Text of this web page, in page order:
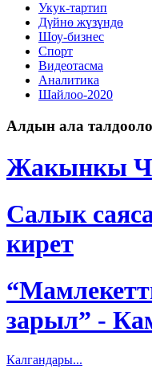
Укук-тартип
Дγйнө жүзүндө
Шоу-бизнес
Спорт
Видеотасма
Аналитика
Шайлоо-2020
Алдын ала
Жакынкы
Салык
кирет
зарыл” -
Калгандары...